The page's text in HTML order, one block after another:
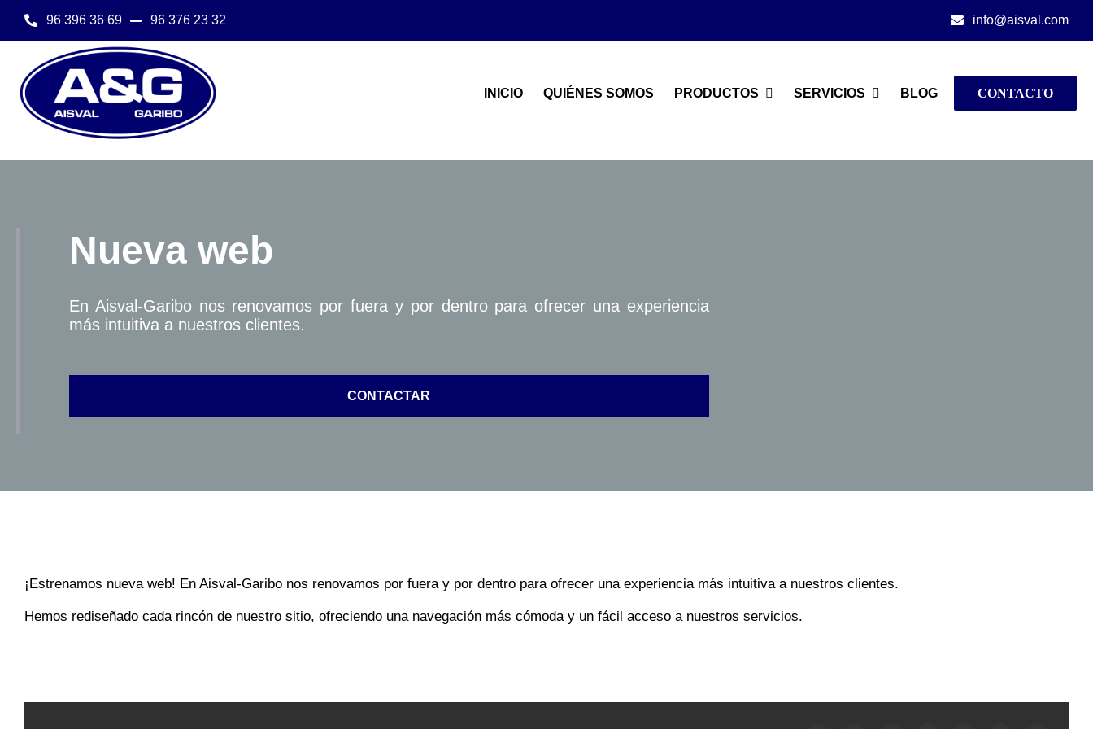
contenido
96 396 36 69 96 376 23 32 info@aisval.com
INICIO QUIÉNES SOMOS PRODUCTOS SERVICIOS BLOG CONTACTO
Nueva web
En Aisval-Garibo nos renovamos por fuera y por dentro para ofrecer una experiencia
más intuitiva a nuestros clientes.
CONTACTAR
¡Estrenamos nueva web! En Aisval-Garibo nos renovamos por fuera y por dentro para ofrecer una experiencia más intuitiva a nuestros clientes.
Hemos rediseñado cada rincón de nuestro sitio, ofreciendo una navegación más cómoda y un fácil acceso a nuestros servicios.